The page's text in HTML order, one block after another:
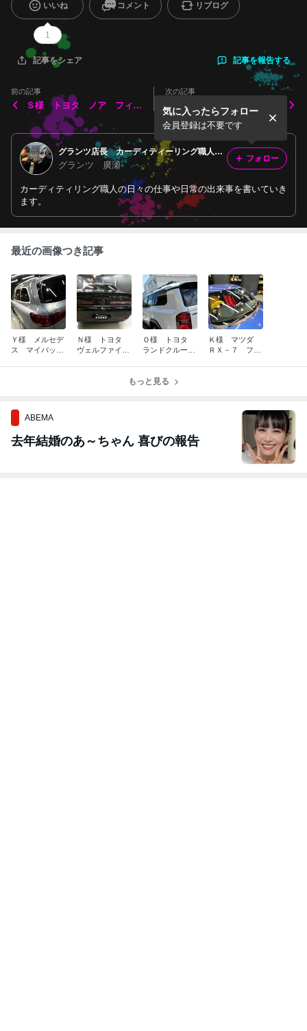
いいね
1
コメント リブログ
記事をシェア 記事を報告する
前の記事
Ｓ様 トヨタ ノア フィル
ム施工作業など
次の記事
Ｋ様 トヨタ ヤリス ボデ
ィーコーティングメンテナン
ス作業など
グランツ店長 カーディティーリング職人の日々。
グランツ 廣瀬
カーディティリング職人の日々の仕事や日常の出来事を書いていき
ます。
気に入ったらフォロー
会員登録は不要です
フォロー
最近の画像つき記事
Ｙ様 メルセデ
ス マイバッ
Ｎ様 トヨタ
ヴェルファイ
Ｏ様 トヨタ
ランドクルーザ
ど
Ｋ様 マツダ
ＲＸ－７ フィ
もっと見る
ABEMA
去年結婚のあ～ちゃん 喜びの報告